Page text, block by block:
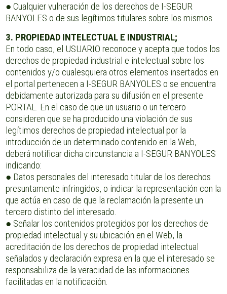
● Cualquier vulneración de los derechos de I-SEGUR
BANYOLES o de sus legítimos titulares sobre los mismos.
3. PROPIEDAD INTELECTUAL E INDUSTRIAL;
En todo caso, el USUARIO reconoce y acepta que todos los
derechos de propiedad industrial e intelectual sobre los
contenidos y/o cualesquiera otros elementos insertados en
el portal pertenecen a I-SEGUR BANYOLES o se encuentra
debidamente autorizada para su difusión en el presente
PORTAL. En el caso de que un usuario o un tercero
consideren que se ha producido una violación de sus
legítimos derechos de propiedad intelectual por la
introducción de un determinado contenido en la Web,
deberá notificar dicha circunstancia a I-SEGUR BANYOLES
indicando:
● Datos personales del interesado titular de los derechos
presuntamente infringidos, o indicar la representación con la
que actúa en caso de que la reclamación la presente un
tercero distinto del interesado.
● Señalar los contenidos protegidos por los derechos de
propiedad intelectual y su ubicación en el Web, la
acreditación de los derechos de propiedad intelectual
señalados y declaración expresa en la que el interesado se
responsabiliza de la veracidad de las informaciones
facilitadas en la notificación.